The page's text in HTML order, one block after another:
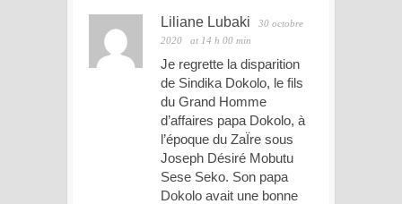
Liliane Lubaki
30 octobre
2020
at 14 h 00 min
Je regrette la disparition
de Sindika Dokolo, le fils
du Grand Homme
d’affaires papa Dokolo, à
l’époque du ZaÏre sous
Joseph Désiré Mobutu
Sese Seko. Son papa
Dokolo avait une bonne